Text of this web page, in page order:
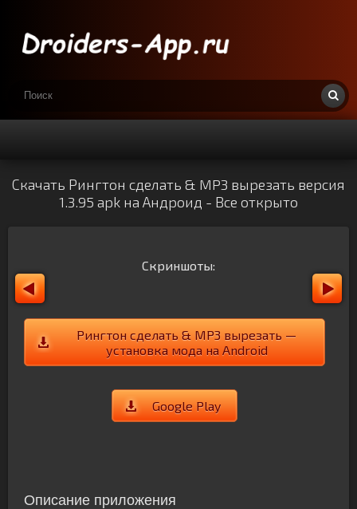
Скачать Рингтон сделать & MP3 вырезать версия
1.3.95 apk на Андроид - Все открыто
Скриншоты:
Рингтон сделать & MP3 вырезать —
установка мода на Android
Google Play
Описание приложения